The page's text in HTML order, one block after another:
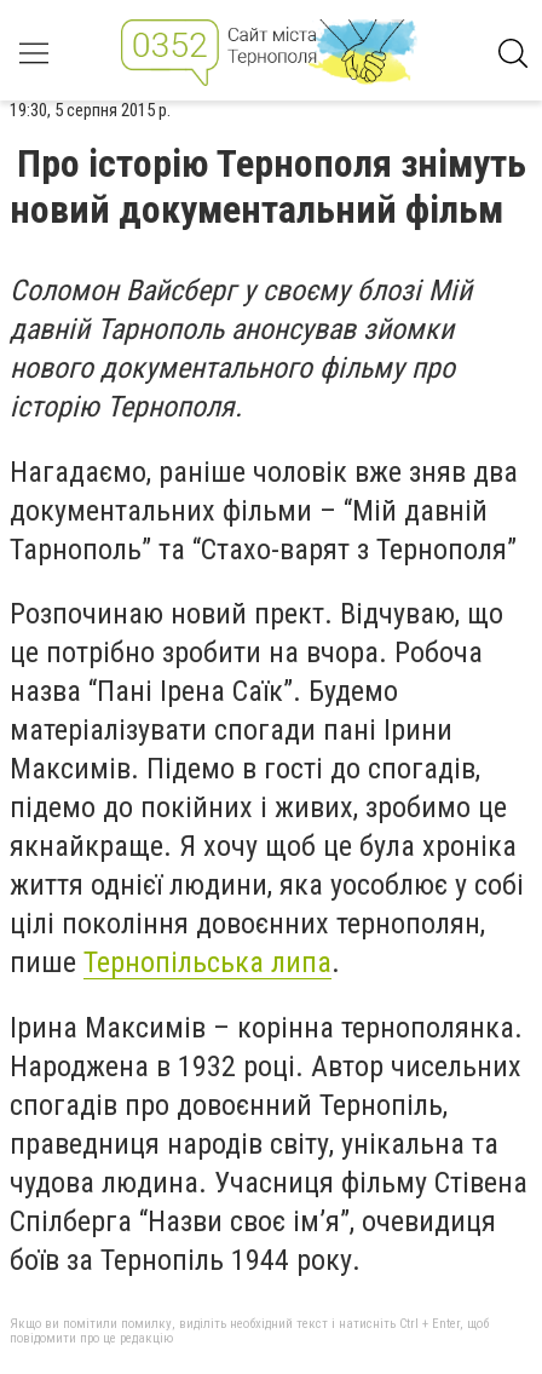
19:30, 5 серпня 2015 р.
Про історію Тернополя знімуть
новий документальний фільм
Соломон Вайсберг у своєму блозі Мій
давній Тарнополь анонсував зйомки
нового документального фільму про
історію Тернополя.
Нагадаємо, раніше чоловік вже зняв два
документальних фільми – “Мій давній
Тарнополь” та “Стахо-варят з Тернополя”
Розпочинаю новий прект. Відчуваю, що
це потрібно зробити на вчора. Робоча
назва “Пані Ірена Саїк”. Будемо
матеріалізувати спогади пані Ірини
Максимів. Підемо в гості до спогадів,
підемо до покійних і живих, зробимо це
якнайкраще. Я хочу щоб це була хроніка
життя однієї людини, яка уособлює у собі
цілі покоління довоєнних тернополян,
пише Тернопільська липа.
Ірина Максимів – корінна тернополянка.
Народжена в 1932 році. Автор чисельних
спогадів про довоєнний Тернопіль,
праведниця народів світу, унікальна та
чудова людина. Учасниця фільму Стівена
Спілберга “Назви своє ім’я”, очевидиця
боїв за Тернопіль 1944 року.
Якщо ви помітили помилку, виділіть необхідний текст і натисніть Ctrl + Enter, щоб
повідомити про це редакцію